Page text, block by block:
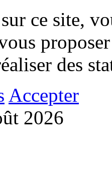
ce site,
des
Accepter
2026